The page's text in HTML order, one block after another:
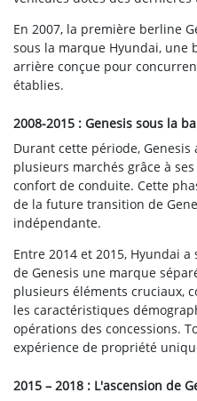
En 2007, la première berline
sous la marque Hyundai, une
arrière conçue pour
établies.
2008-2015 : Genesis sous la
Durant cette période,
plusieurs marchés grâce à
confort de conduite. Cette
de la future transition de
indépendante.
Entre 2014 et 2015, Hyundai
de Genesis une marque
plusieurs éléments cruciaux,
les caractéristiques
opérations des concessions.
expérience de propriété
2015 – 2018 : L'ascension de